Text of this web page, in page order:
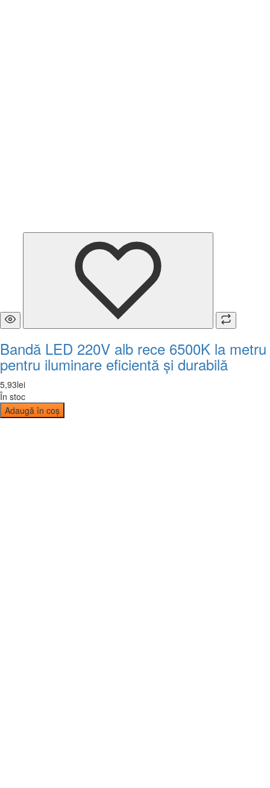
Bandă LED 220V alb rece 6500K la metru
pentru iluminare eficientă și durabilă
5,93lei
În stoc
Adaugă în coș